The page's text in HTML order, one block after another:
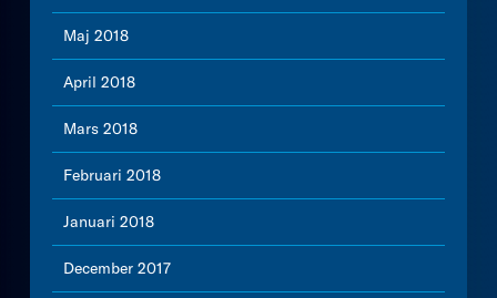
Maj 2018
April 2018
Mars 2018
Februari 2018
Januari 2018
December 2017